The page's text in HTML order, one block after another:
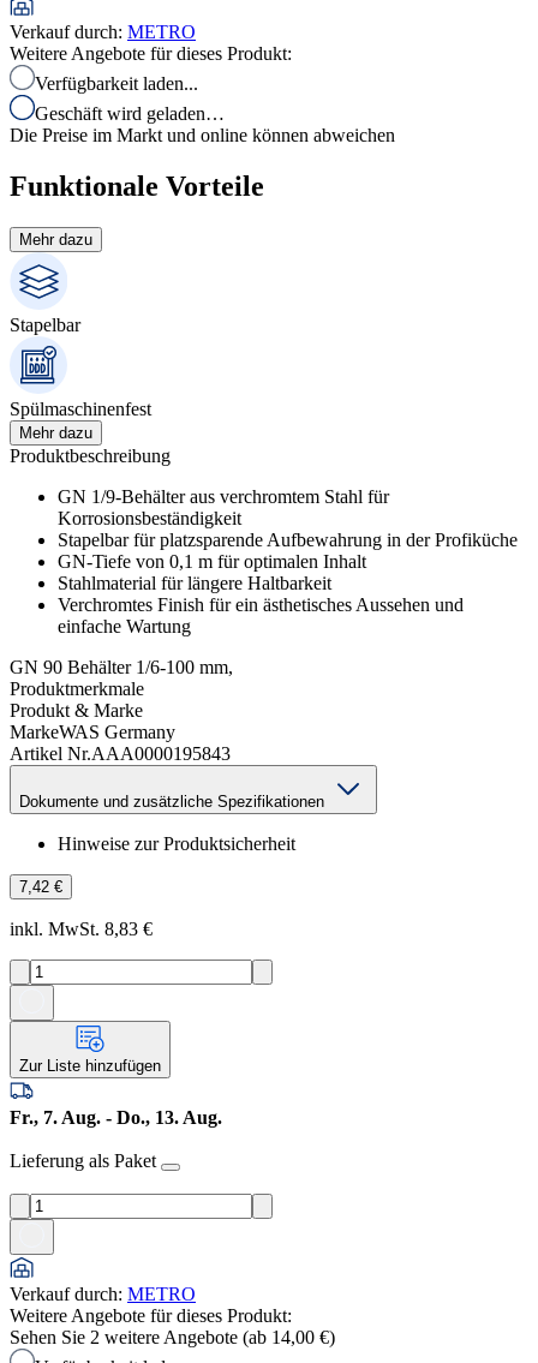
Verkauf durch: METRO
Weitere Angebote für dieses Produkt:
Verfügbarkeit laden...
Geschäft wird geladen…
Die Preise im Markt und online können abweichen
Funktionale Vorteile
Mehr dazu
Stapelbar
Spülmaschinenfest
Mehr dazu
Produktbeschreibung
GN 1/9-Behälter aus verchromtem Stahl für
Korrosionsbeständigkeit
Stapelbar für platzsparende Aufbewahrung in der Profiküche
GN-Tiefe von 0,1 m für optimalen Inhalt
Stahlmaterial für längere Haltbarkeit
Verchromtes Finish für ein ästhetisches Aussehen und
einfache Wartung
GN 90 Behälter 1/6-100 mm,
Produktmerkmale
Produkt & Marke
MarkeWAS Germany
Artikel Nr.AAA0000195843
Dokumente und zusätzliche Spezifikationen
Hinweise zur Produktsicherheit
7,42 €
inkl. MwSt. 8,83 €
Zur Liste hinzufügen
Fr., 7. Aug. - Do., 13. Aug.
Lieferung als Paket
Verkauf durch: METRO
Weitere Angebote für dieses Produkt:
Sehen Sie 2 weitere Angebote (ab 14,00 €)